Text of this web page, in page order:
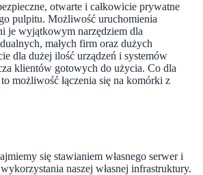
otwarte i całkowicie prywatne
pulpitu. Możliwość uruchomienia
je wyjątkowym narzędziem dla
małych firm oraz dużych
dla dużej ilość urządzeń i systemów
klientów gotowych do użycia. Co dla
możliwość łączenia się na komórki z
się stawianiem własnego serwer i
naszej własnej infrastruktury.